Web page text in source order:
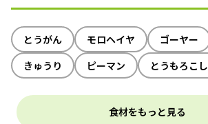
とうがん モロヘイヤ ゴーヤー
きゅうり
ピーマン とうもろこし
食材をもっと見る